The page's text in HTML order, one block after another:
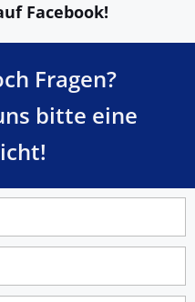
Facebook!
Fragen?
bitte eine